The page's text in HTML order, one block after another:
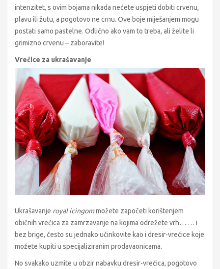
intenzitet, s ovim bojama nikada nećete uspjeti dobiti crvenu,
plavu ili žutu, a pogotovo ne crnu. Ove boje miješanjem mogu
postati samo pastelne. Odlično ako vam to treba, ali želite li
grimizno crvenu – zaboravite!
Vrećice za ukrašavanje
Ukrašavanje royal icingommožete započeti korištenjem
običnih vrećica za zamrzavanje na kojima odrežete vrh… … i
bez brige, često su jednako učinkovite kao i dresir-vrećice koje
možete kupiti u specijaliziranim prodavaonicama.
No svakako uzmite u obzir nabavku dresir-vrećica, pogotovo